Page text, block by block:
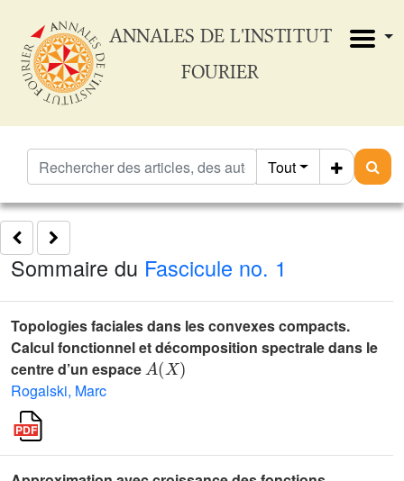
ANNALES DE L'INSTITUT
FOURIER
Tout
Sommaire du Fascicule no. 1
Topologies faciales dans les convexes compacts.
Calcul fonctionnel et décomposition spectrale dans le
centre d’un espace
A(X)
Rogalski, Marc